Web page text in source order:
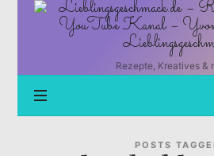
Lieblingsgeschmack.de
Rezepte
und
YouTube
Kanal
Rezepte, Kreatives &
POSTS